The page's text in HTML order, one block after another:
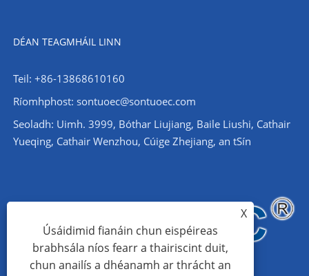
DÉAN TEAGMHÁIL LINN
Teil: +86-13868610160
Ríomhphost: sontuoec@sontuoec.com
Seoladh: Uimh. 3999, Bóthar Liujiang, Baile Liushi, Cathair
Yueqing, Cathair Wenzhou, Cúige Zhejiang, an tSín
X
Úsáidimid fianáin chun eispéireas
brabhsála níos fearr a thairiscint duit,
chun anailís a dhéanamh ar thrácht an